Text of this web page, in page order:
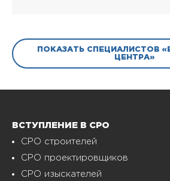
ПОКАЗАТЬ СПЕЦИАЛИСТОВ
ЦЕНТРА»
ВСТУПЛЕНИЕ В СРО
СРО строителей
СРО проектировщиков
СРО изыскателей